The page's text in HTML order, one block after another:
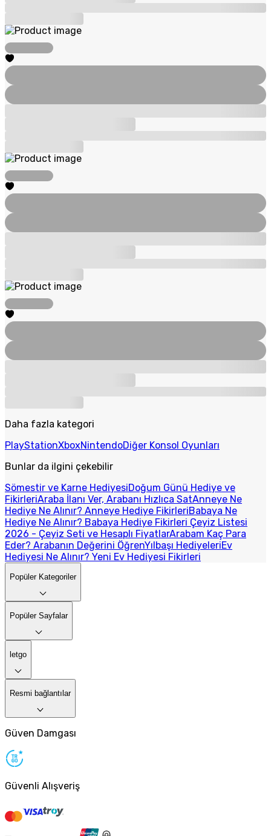
Daha fazla kategori
PlayStationXboxNintendoDiğer Konsol Oyunları
Bunlar da ilgini çekebilir
Sömestir ve Karne HediyesiDoğum Günü Hediye ve
FikirleriAraba İlanı Ver, Arabanı Hızlıca SatAnneye Ne
Hediye Ne Alınır? Anneye Hediye FikirleriBabaya Ne
Hediye Ne Alınır? Babaya Hediye Fikirleri Çeyiz Listesi
2026 - Çeyiz Seti ve Hesaplı FiyatlarArabam Kaç Para
Eder? Arabanın Değerini ÖğrenYılbaşı HediyeleriEv
Hediyesi Ne Alınır? Yeni Ev Hediyesi Fikirleri
Popüler Kategoriler
Popüler Sayfalar
letgo
Resmi bağlantılar
Güven Damgası
Güvenli Alışveriş